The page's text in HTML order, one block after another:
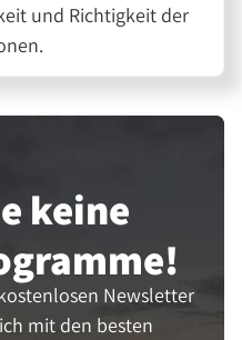
und Richtigkeit der
keine
Newsletter
mit den besten